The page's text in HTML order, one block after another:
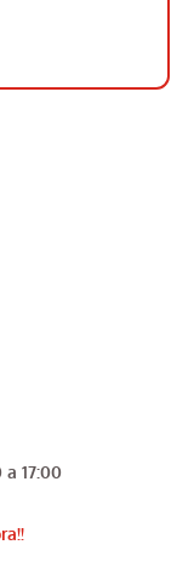
17:00